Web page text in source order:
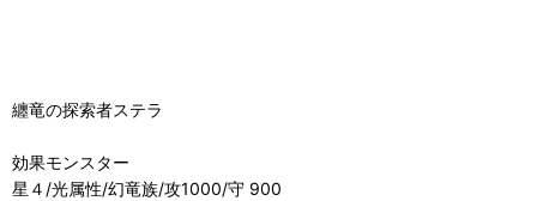
纏竜の探索者ステラ
効果モンスター
星４/光属性/幻竜族/攻1000/守 900